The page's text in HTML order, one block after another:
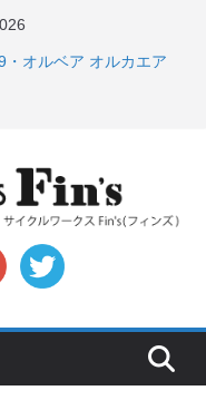
現在）
クセサリーセー
会開催！！ ＆
４０％OFF セール
イク、MTB、クロス
現在）
ロスバイクのカスタ
ックアップ！